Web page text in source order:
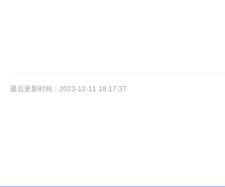
最后更新时间：2023-12-11 18:17:37